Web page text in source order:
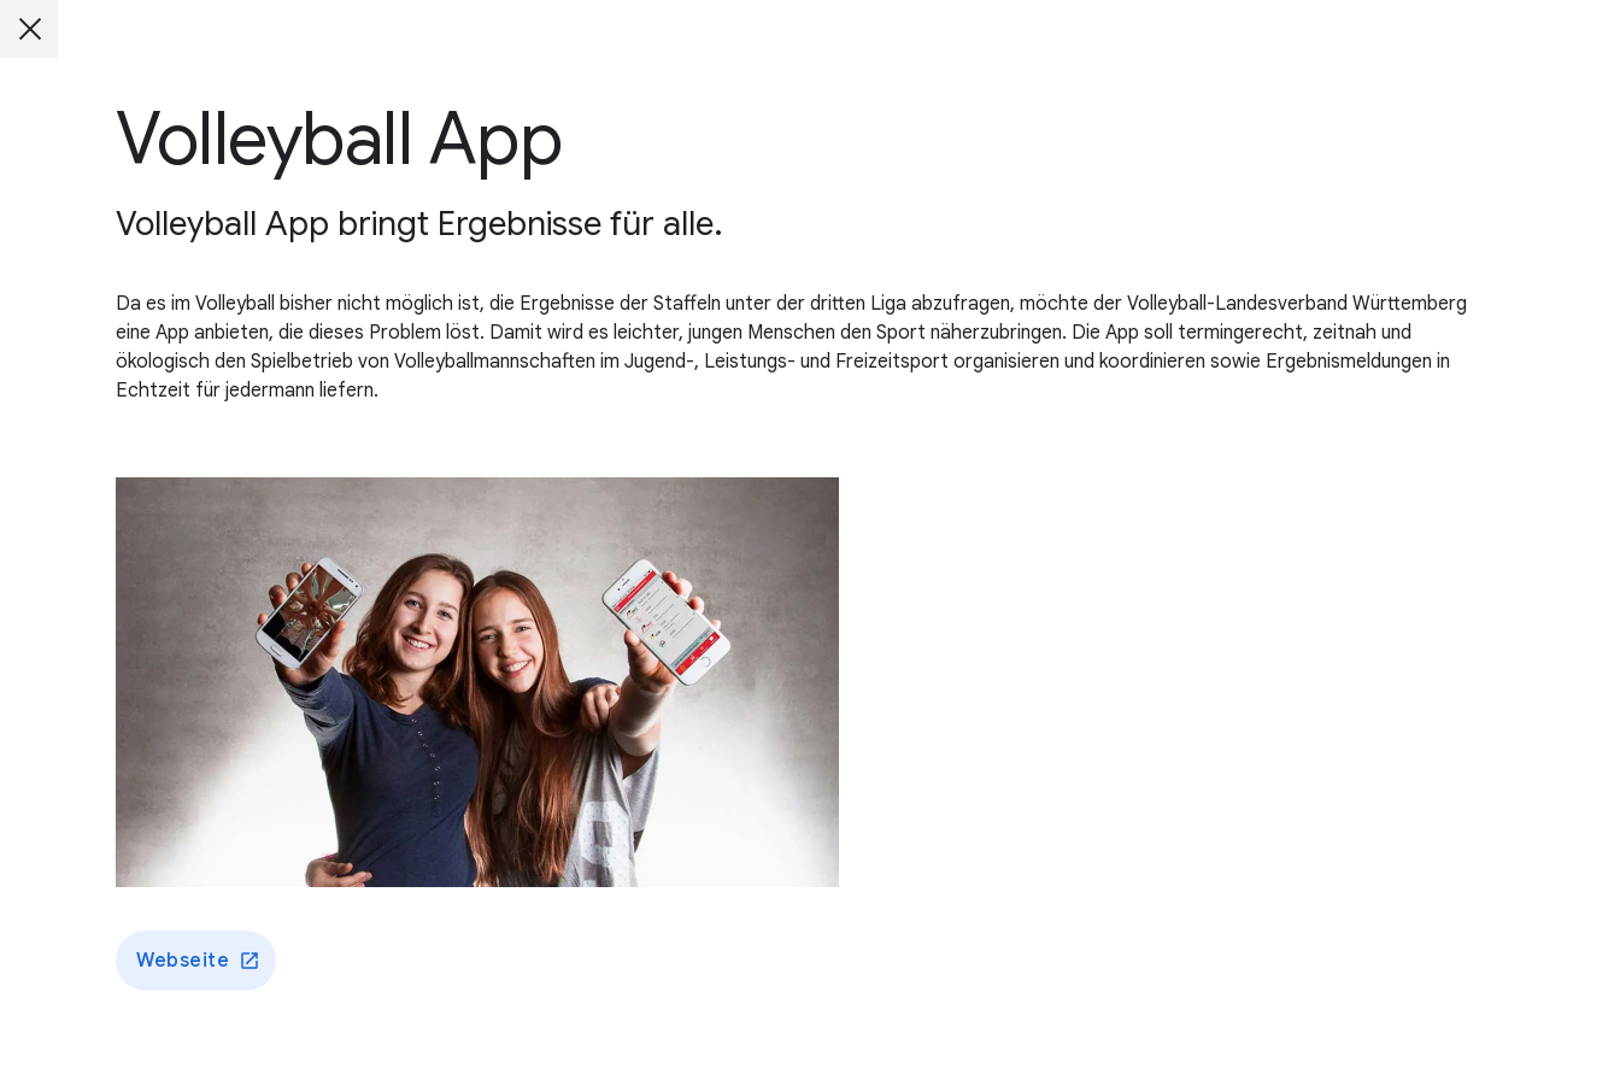
Volleyball App
Volleyball App bringt Ergebnisse für alle.
Da es im Volleyball bisher nicht möglich ist, die Ergebnisse der Staffeln unter der dritten Liga abzufragen, möchte der Volleyball-Landesverband Württemberg
eine App anbieten, die dieses Problem löst. Damit wird es leichter, jungen Menschen den Sport näherzubringen. Die App soll termingerecht, zeitnah und
ökologisch den Spielbetrieb von Volleyballmannschaften im Jugend-, Leistungs- und Freizeitsport organisieren und koordinieren sowie Ergebnismeldungen in
Echtzeit für jedermann liefern.
Webseite